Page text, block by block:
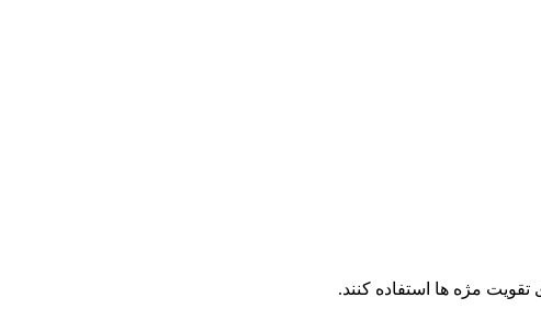
مژه ها استفاده کنند.